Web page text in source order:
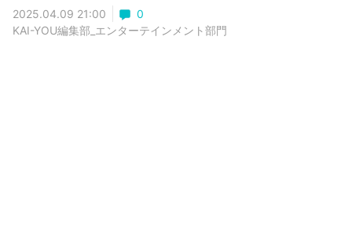
2025.04.09 21:00
0
KAI-YOU編集部_エンターテインメント部門